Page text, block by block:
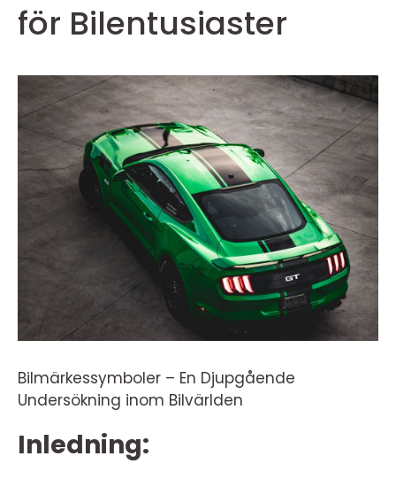
för Bilentusiaster
Bilmärkessymboler – En Djupgående
Undersökning inom Bilvärlden
Inledning: